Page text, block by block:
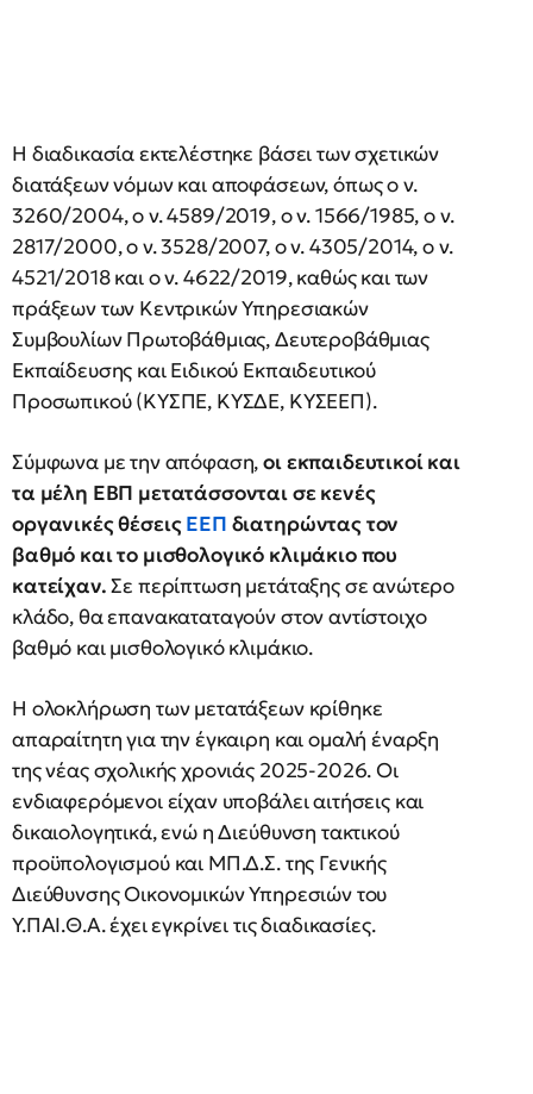
Η διαδικασία εκτελέστηκε βάσει των σχετικών
διατάξεων νόμων και αποφάσεων, όπως ο ν.
3260/2004, ο ν. 4589/2019, ο ν. 1566/1985, ο ν.
2817/2000, ο ν. 3528/2007, ο ν. 4305/2014, ο ν.
4521/2018 και ο ν. 4622/2019, καθώς και των
πράξεων των Κεντρικών Υπηρεσιακών
Συμβουλίων Πρωτοβάθμιας, Δευτεροβάθμιας
Εκπαίδευσης και Ειδικού Εκπαιδευτικού
Προσωπικού (ΚΥΣΠΕ, ΚΥΣΔΕ, ΚΥΣΕΕΠ).
Σύμφωνα με την απόφαση,οι εκπαιδευτικοί και
τα μέλη ΕΒΠ μετατάσσονται σε κενές
οργανικές θέσειςΕΕΠ διατηρώντας τον
βαθμό και το μισθολογικό κλιμάκιο που
κατείχαν.Σε περίπτωση μετάταξης σε ανώτερο
κλάδο, θα επανακαταταγούν στον αντίστοιχο
βαθμό και μισθολογικό κλιμάκιο.
Η ολοκλήρωση των μετατάξεων κρίθηκε
απαραίτητη για την έγκαιρη και ομαλή έναρξη
της νέας σχολικής χρονιάς 2025-2026. Οι
ενδιαφερόμενοι είχαν υποβάλει αιτήσεις και
δικαιολογητικά, ενώ η Διεύθυνση τακτικού
προϋπολογισμού και ΜΠ.Δ.Σ. της Γενικής
Διεύθυνσης Οικονομικών Υπηρεσιών του
Υ.ΠΑΙ.Θ.Α. έχει εγκρίνει τις διαδικασίες.